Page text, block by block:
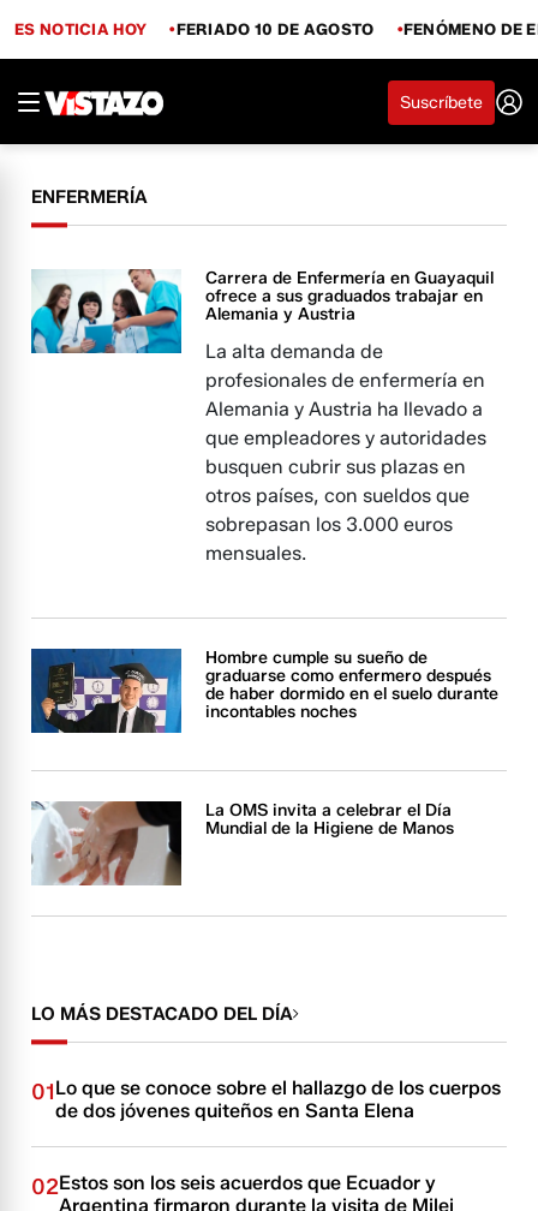
ES NOTICIA HOY FERIADO 10 DE AGOSTO FENÓMENO DE
Suscríbete
ENFERMERÍA
Carrera de Enfermería en Guayaquil
ofrece a sus graduados trabajar en
Alemania y Austria
La alta demanda de
profesionales de enfermería en
Alemania y Austria ha llevado a
que empleadores y autoridades
busquen cubrir sus plazas en
otros países, con sueldos que
sobrepasan los 3.000 euros
mensuales.
Hombre cumple su sueño de
graduarse como enfermero después
de haber dormido en el suelo durante
incontables noches
La OMS invita a celebrar el Día
Mundial de la Higiene de Manos
LO MÁS DESTACADO DEL DÍA
01Lo que se conoce sobre el hallazgo de los cuerpos
de dos jóvenes quiteños en Santa Elena
02Estos son los seis acuerdos que Ecuador y
Argentina firmaron durante la visita de Milei